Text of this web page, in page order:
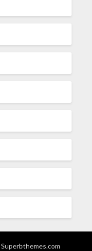
Superbthemes.com